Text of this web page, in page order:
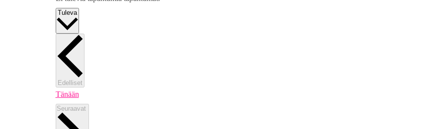
Tuleva Valitse
EdellisetTapahtumat
Tänään
Seuraavat